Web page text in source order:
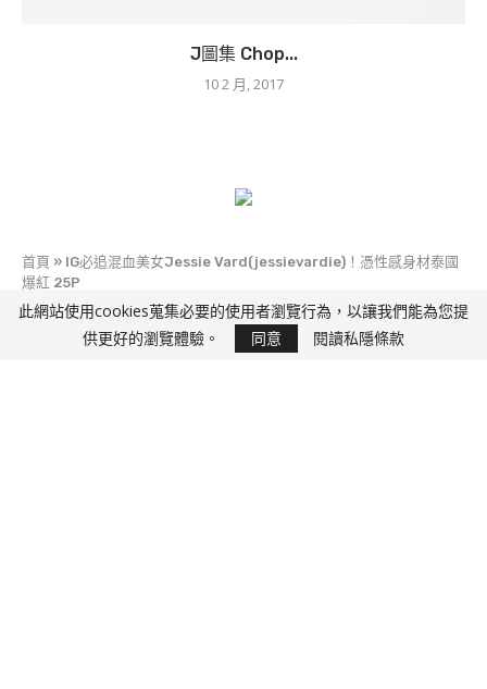
J圖集 Chop...
10 2 月, 2017
首頁 » IG必追混血美女Jessie Vard(jessievardie)！憑性感身材泰國
爆紅 25P
此網站使用cookies蒐集必要的使用者瀏覽行為，以讓我們能為您提
供更好的瀏覽體驗。
同意 閱讀私隱條款